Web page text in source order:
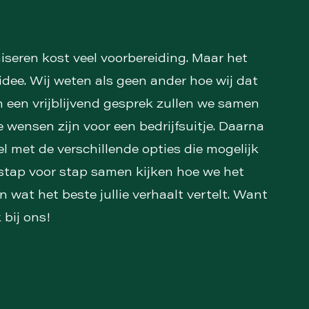
kost veel voorbereiding. Maar het
Wij weten als geen ander hoe wij dat
een vrijblijvend gesprek zullen we samen
zijn voor een bedrijfsuitje. Daarna
met de verschillende opties die mogelijk
voor stap samen kijken hoe we het
wat het beste jullie verhaalt vertelt. Want
bij ons!